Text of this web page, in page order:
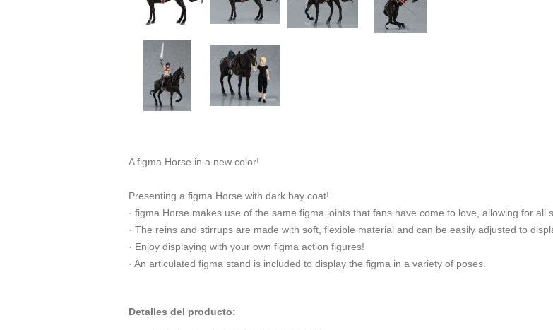
A figma Horse in a new color!
Presenting a figma Horse with dark bay coat!
· figma Horse makes use of the same figma joints that fans have come to love, allowing for all
· The reins and stirrups are made with soft, flexible material and can be easily adjusted to
· Enjoy displaying with your own figma action figures!
· An articulated figma stand is included to display the figma in a variety of poses.
Detalles del producto: